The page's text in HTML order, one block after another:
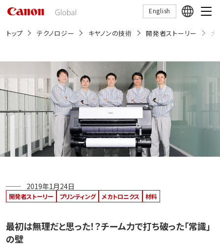
移
動
し
ま
す
English
トップ テクノロジー キヤノンの技術 開発者ストーリー 大
開発者ストーリー プリンティング メカトロニクス 材料
2019年1月24日
最初は無理だと思った！？チーム力で打ち破った「常識」
の壁